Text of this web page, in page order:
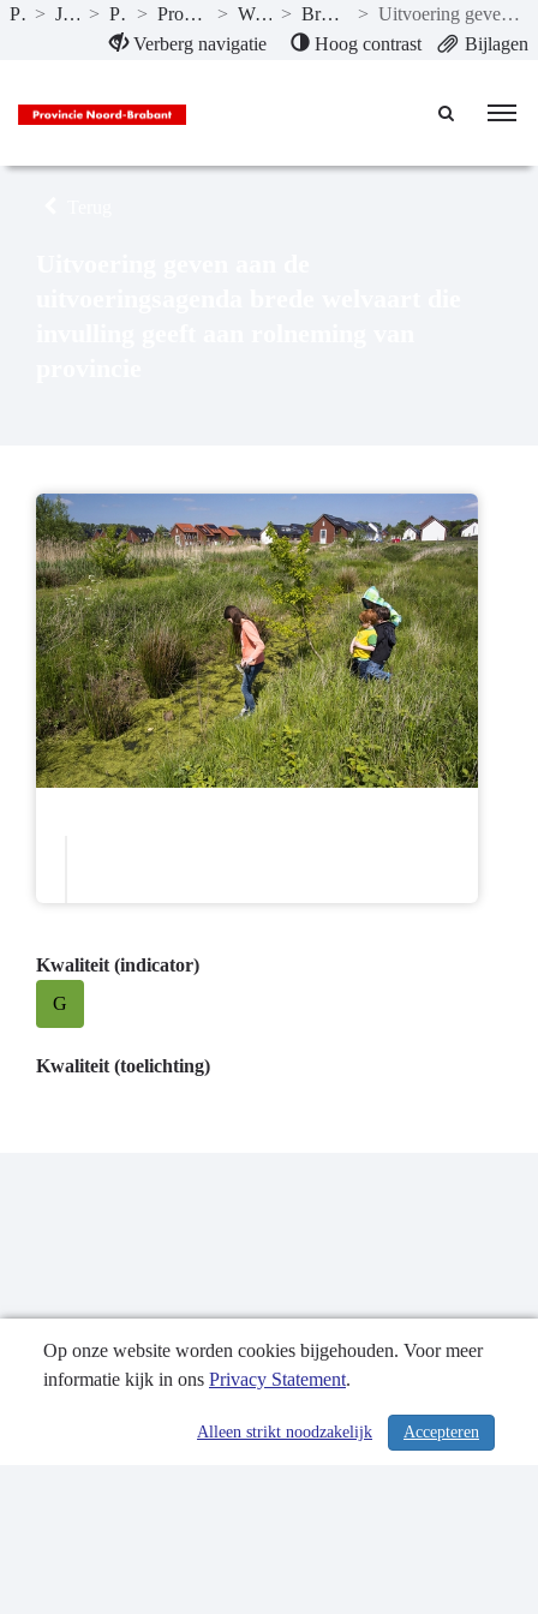
Naar hoofdinhoud
Publicaties> Jaarstukken 2024 > Programma’s> Programma 1 Bestuur en veiligheid > Wat hebben we bereikt? > Brede Welvaart incl. Gezondheid >
Uitvoering geven aan de uitvoeringsagenda brede welvaart die invulling geeft aan rolneming van provincie
Verberg navigatie
Hoog contrast Bijlagen
Kwaliteit (indicator)
G
Kwaliteit (toelichting)
/ 357
Publicatiedatum: 17-04-2025
Op onze website worden cookies bijgehouden. Voor meer
informatie kijk in ons Privacy Statement.
Accepteren
Alleen strikt noodzakelijk